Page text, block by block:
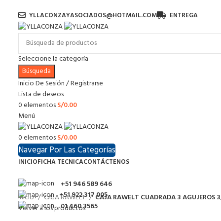
YLLACONZAYASOCIADOS@HOTMAIL.COM
ENTREGA
Seleccione la categoría
Búsqueda
Inicio De Sesión / Registrarse
Lista de deseos
0elementosS/0.00
Menú
0elementosS/0.00
Navegar Por Las Categorías
INICIOFICHA TECNICACONTÁCTENOS
+51 946 589 646
+51 922 317 005
01 460 3565
Inicio CAJA RAWELT
CAJA RAWELT CUADRADA 3 AGUJEROS
Volver a los productos